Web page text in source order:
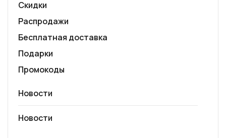
Скидки
Распродажи
Бесплатная доставка
Подарки
Промокоды
Новости
Новости